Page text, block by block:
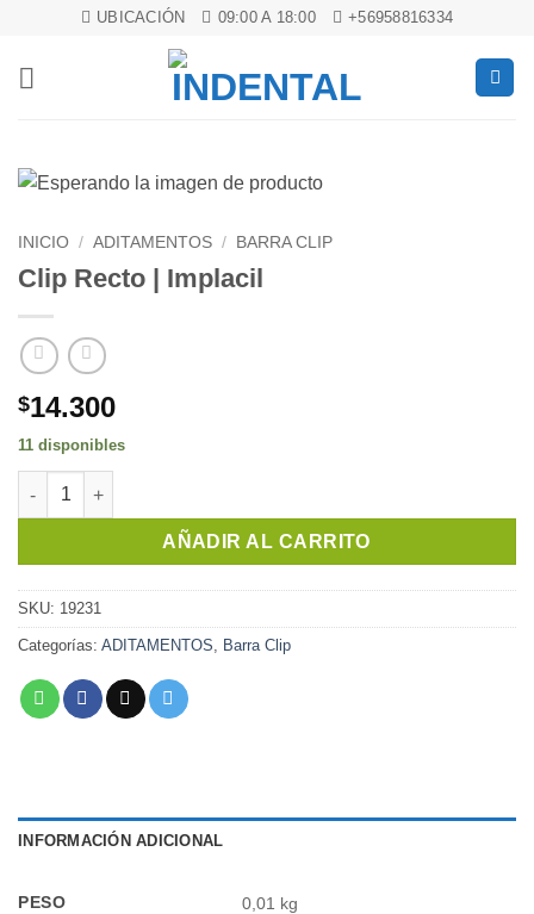
contenido
UBICACIÓN 09:00 A 18:00 +56958816334
INICIO / ADITAMENTOS / BARRA CLIP
Clip Recto | Implacil
$14.300
11 disponibles
Clip Recto | Implacil cantidad
AÑADIR AL CARRITO
SKU: 19231
Categorías: ADITAMENTOS, Barra Clip
INFORMACIÓN ADICIONAL
PESO
0,01 kg